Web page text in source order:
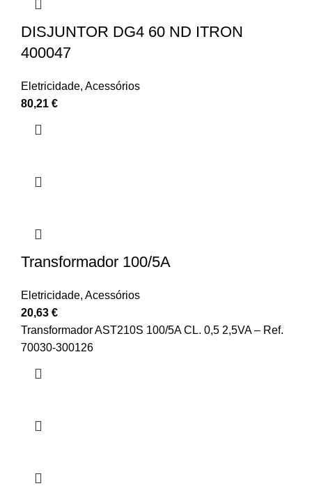
DISJUNTOR DG4 60 ND ITRON
400047
Eletricidade, Acessórios
80,21 €
Transformador 100/5A
Eletricidade, Acessórios
20,63 €
Transformador AST210S 100/5A CL. 0,5 2,5VA – Ref.
70030-300126